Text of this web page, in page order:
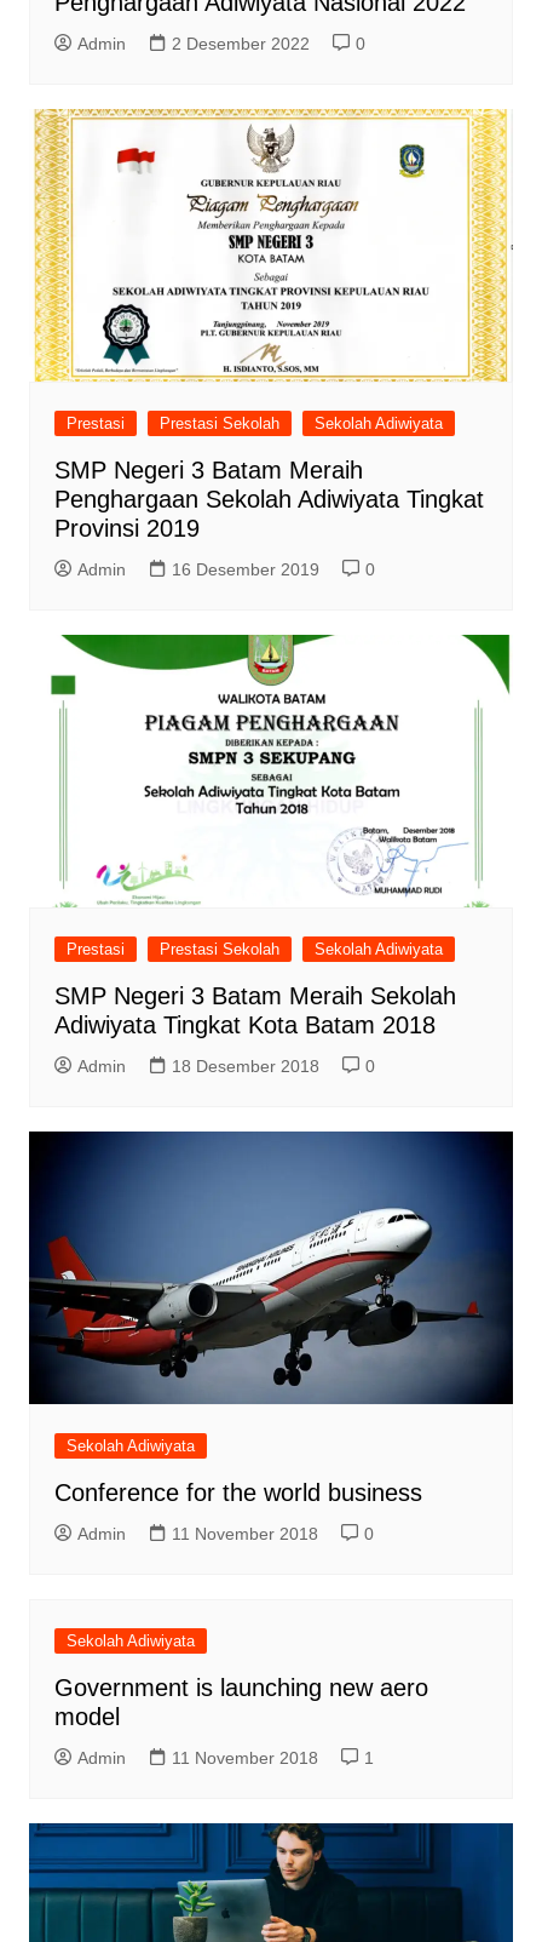
Admin 2 Desember 2022 0
Prestasi Prestasi Sekolah Sekolah Adiwiyata
SMP Negeri 3 Batam Meraih
Penghargaan Sekolah Adiwiyata Tingkat
Provinsi 2019
Admin 16 Desember 2019 0
Prestasi Prestasi Sekolah Sekolah Adiwiyata
SMP Negeri 3 Batam Meraih Sekolah
Adiwiyata Tingkat Kota Batam 2018
Admin 18 Desember 2018 0
Sekolah Adiwiyata
Conference for the world business
Admin 11 November 2018 0
Sekolah Adiwiyata
Government is launching new aero
model
Admin 11 November 2018 1